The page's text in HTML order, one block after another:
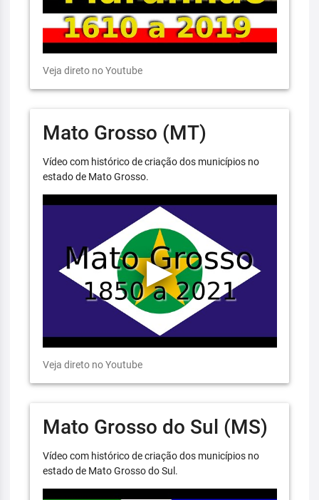
Veja direto no Youtube
Mato Grosso (MT)
Vídeo com histórico de criação dos municípios no
estado de Mato Grosso.
Veja direto no Youtube
Mato Grosso do Sul (MS)
Vídeo com histórico de criação dos municípios no
estado de Mato Grosso do Sul.